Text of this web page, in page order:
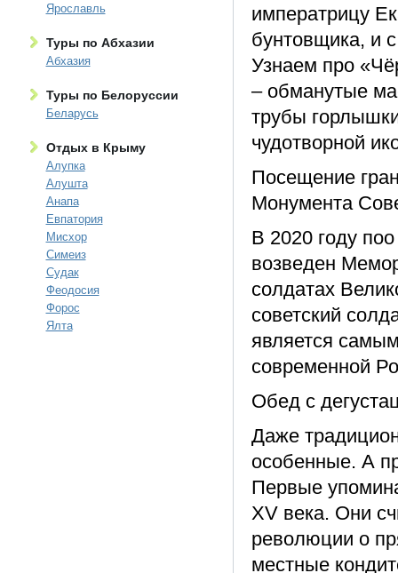
Ярославль
Туры по Абхазии
Абхазия
Туры по Белоруссии
Беларусь
Отдых в Крыму
Алупка
Алушта
Анапа
Евпатория
Мисхор
Симеиз
Судак
Феодосия
Форос
Ялта
императрицу
бунтовщика, и
Узнаем про
– обманутые
трубы
чудотворной
Посещение
Монумента
В 2020 году
возведен
солдатах
советский
является
современной
Обед с
Даже
особенные. А
Первые
XV века. Они
революции о
местные